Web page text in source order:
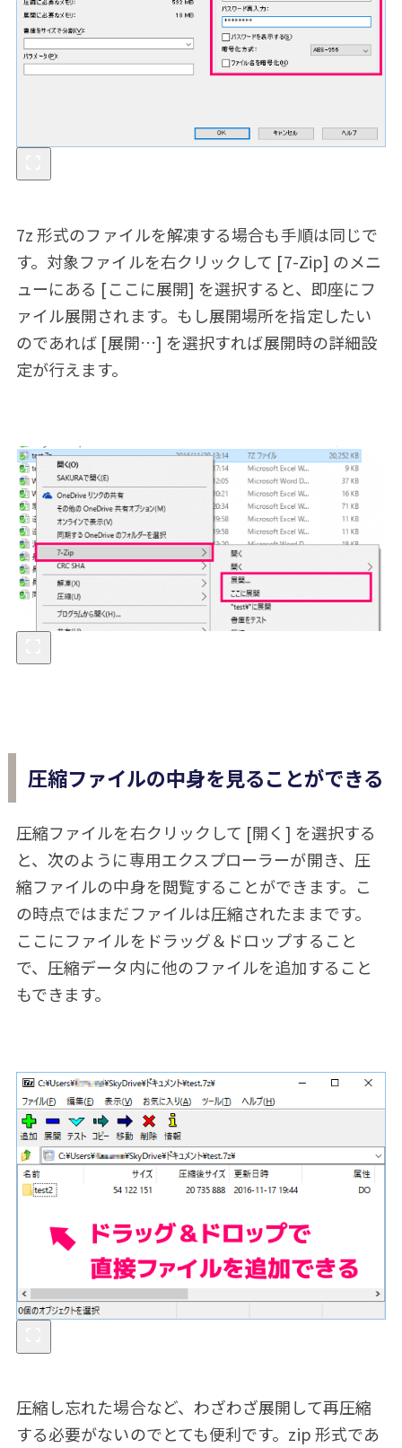
7z 形式のファイルを解凍する場合も手順は同じで
す。対象ファイルを右クリックして [7-Zip] のメニ
ューにある [ここに展開] を選択すると、即座にフ
ァイル展開されます。もし展開場所を指定したい
のであれば [展開…] を選択すれば展開時の詳細設
定が行えます。
圧縮ファイルの中身を見ることができる
圧縮ファイルを右クリックして [開く] を選択する
と、次のように専用エクスプローラーが開き、圧
縮ファイルの中身を閲覧することができます。こ
の時点ではまだファイルは圧縮されたままです。
ここにファイルをドラッグ＆ドロップすること
で、圧縮データ内に他のファイルを追加すること
もできます。
圧縮し忘れた場合など、わざわざ展開して再圧縮
する必要がないのでとても便利です。zip 形式であ